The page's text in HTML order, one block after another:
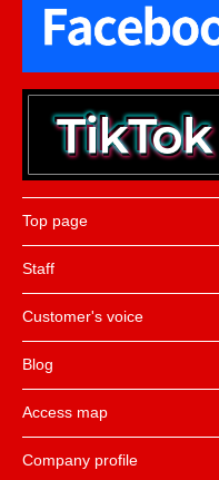
Top page
Staff
Customer's voice
Blog
Access map
Company profile